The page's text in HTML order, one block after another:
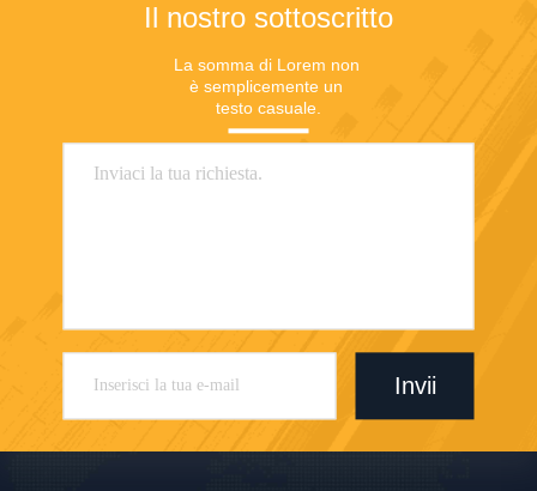
Il nostro sottoscritto
La somma di Lorem non
è semplicemente un
testo casuale.
Invii